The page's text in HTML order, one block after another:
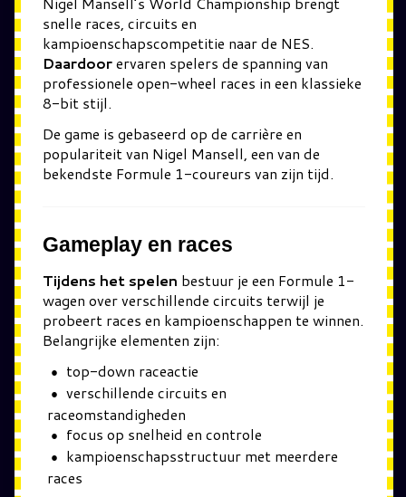
snelle races, circuits en
kampioenschapscompetitie naar de NES.
Daardoorervaren spelers de spanning van
professionele open-wheel races in een klassieke
8-bit stijl.
De game is gebaseerd op de carrière en
populariteit van Nigel Mansell, een van de
bekendste Formule 1-coureurs van zijn tijd.
Gameplay en races
Tijdens het spelen bestuur je een Formule 1-
wagen over verschillende circuits terwijl je
probeert races en kampioenschappen te winnen.
Belangrijke elementen zijn:
top-down raceactie
verschillende circuits en
raceomstandigheden
focus op snelheid en controle
kampioenschapsstructuur met meerdere
races